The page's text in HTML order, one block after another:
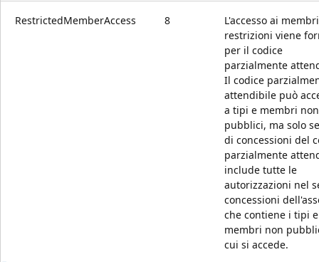
RestrictedMemberAccess 8
L'accesso ai
restrizioni viene
per il codice
parzialmente
Il codice
attendibile può
a tipi e membri non
pubblici, ma solo
di concessioni del
parzialmente
include tutte le
autorizzazioni nel
concessioni
che contiene i tipi
membri non
cui si accede.